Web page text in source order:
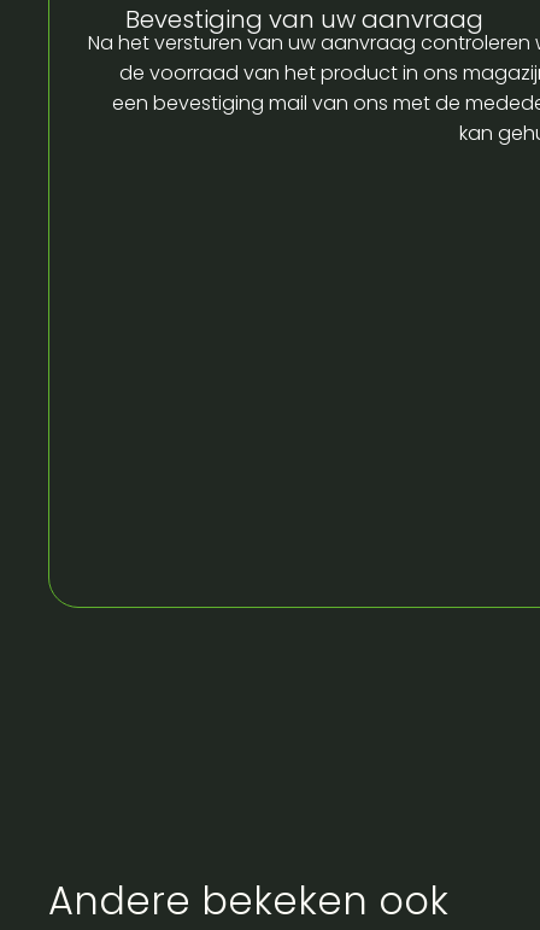
Bevestiging van uw aanvraag
Na het versturen van uw aanvraag controleren
de voorraad van het product in ons
een bevestiging mail van ons met de
kan
Andere bekeken ook